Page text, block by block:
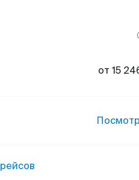
от 15